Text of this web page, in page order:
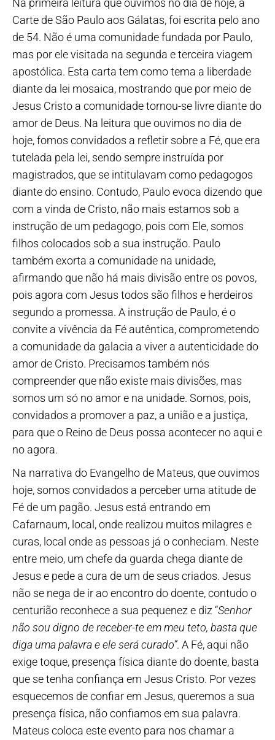
Carte de São Paulo aos Gálatas, foi escrita pelo ano
de 54. Não é uma comunidade fundada por Paulo,
mas por ele visitada na segunda e terceira viagem
apostólica. Esta carta tem como tema a liberdade
diante da lei mosaica, mostrando que por meio de
Jesus Cristo a comunidade tornou-se livre diante do
amor de Deus. Na leitura que ouvimos no dia de
hoje, fomos convidados a refletir sobre a Fé, que era
tutelada pela lei, sendo sempre instruída por
magistrados, que se intitulavam como pedagogos
diante do ensino. Contudo, Paulo evoca dizendo que
com a vinda de Cristo, não mais estamos sob a
instrução de um pedagogo, pois com Ele, somos
filhos colocados sob a sua instrução. Paulo
também exorta a comunidade na unidade,
afirmando que não há mais divisão entre os povos,
pois agora com Jesus todos são filhos e herdeiros
segundo a promessa. A instrução de Paulo, é o
convite a vivência da Fé autêntica, comprometendo
a comunidade da galacia a viver a autenticidade do
amor de Cristo. Precisamos também nós
compreender que não existe mais divisões, mas
somos um só no amor e na unidade. Somos, pois,
convidados a promover a paz, a união e a justiça,
para que o Reino de Deus possa acontecer no aqui e
no agora.
Na narrativa do Evangelho de Mateus, que ouvimos
hoje, somos convidados a perceber uma atitude de
Fé de um pagão. Jesus está entrando em
Cafarnaum, local, onde realizou muitos milagres e
curas, local onde as pessoas já o conheciam. Neste
entre meio, um chefe da guarda chega diante de
Jesus e pede a cura de um de seus criados. Jesus
não se nega de ir ao encontro do doente, contudo o
centurião reconhece a sua pequenez e diz “Senhor
não sou digno de receber-te em meu teto, basta que
diga uma palavra e ele será curado”. A Fé, aqui não
exige toque, presença física diante do doente, basta
que se tenha confiança em Jesus Cristo. Por vezes
esquecemos de confiar em Jesus, queremos a sua
presença física, não confiamos em sua palavra.
Mateus coloca este evento para nos chamar a